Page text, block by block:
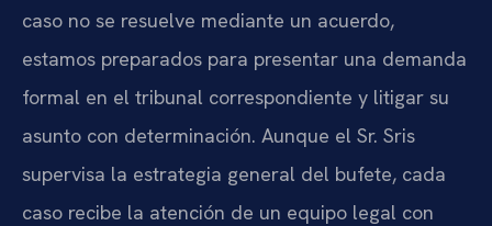
caso no se resuelve mediante un acuerdo,
estamos preparados para presentar una demanda
formal en el tribunal correspondiente y litigar su
asunto con determinación. Aunque el Sr. Sris
supervisa la estrategia general del bufete, cada
caso recibe la atención de un equipo legal con